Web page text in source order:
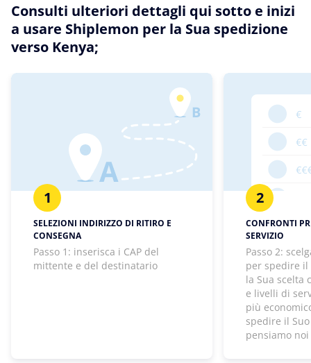
Consulti ulteriori dettagli qui sotto e inizi
a usare Shiplemon per la Sua spedizione
verso Kenya;
1
SELEZIONI INDIRIZZO DI RITIRO E
CONSEGNA
Passo 1: inserisca i CAP del
mittente e del destinatario
2
CONFRONTI
SERVIZIO
Passo 2:
per spedire il
la Sua scelta
e livelli di
più
spedire il Suo
pensiamo noi